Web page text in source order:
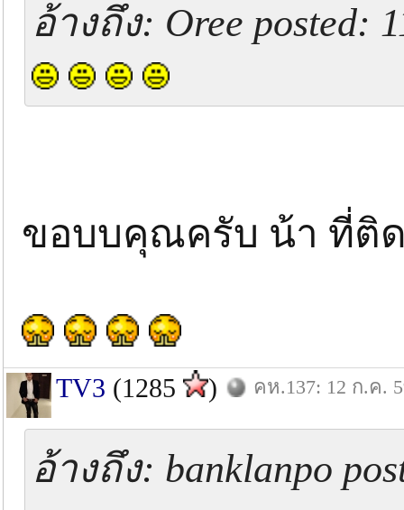
อ้างถึง: Oree posted:
ขอบบคุณครับ น้า ที่ติ
TV3 (1285 ) คห.137: 12 ก.ค.
อ้างถึง: banklanpo